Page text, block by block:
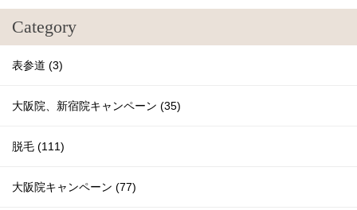
Category
表参道 (3)
大阪院、新宿院キャンペーン (35)
脱毛 (111)
大阪院キャンペーン (77)